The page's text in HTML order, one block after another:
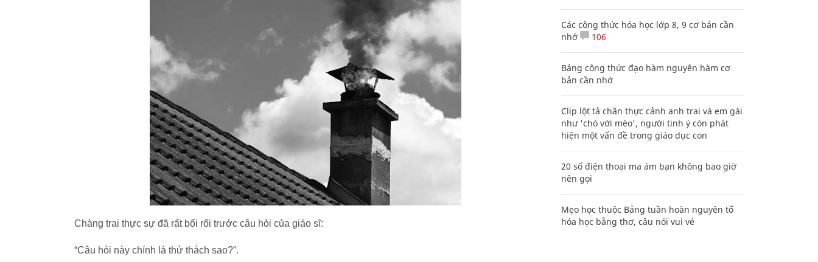
Chàng trai thực sự đã rất bối rối trước câu hỏi của giáo sĩ:
“Câu hỏi này chính là thử thách sao?”.
Các công thức hóa học lớp 8, 9 cơ bản cần
nhớ
106
Bảng công thức đạo hàm nguyên hàm cơ
bản cần nhớ
Clip lột tả chân thực cảnh anh trai và em gái
như 'chó với mèo', người tinh ý còn phát
hiện một vấn đề trong giáo dục con
20 số điện thoại ma ám bạn không bao giờ
nên gọi
Mẹo học thuộc Bảng tuần hoàn nguyên tố
hóa học bằng thơ, câu nói vui vẻ